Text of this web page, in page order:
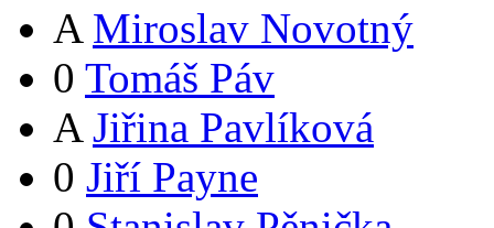
A Miroslav Novotný
0 Tomáš Páv
A Jiřina Pavlíková
0 Jiří Payne